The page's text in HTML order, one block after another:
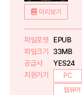
미리보기
파일포맷
EPUB
파일크기
33MB
공급사
YES24
지원기기
PC
웹뷰어